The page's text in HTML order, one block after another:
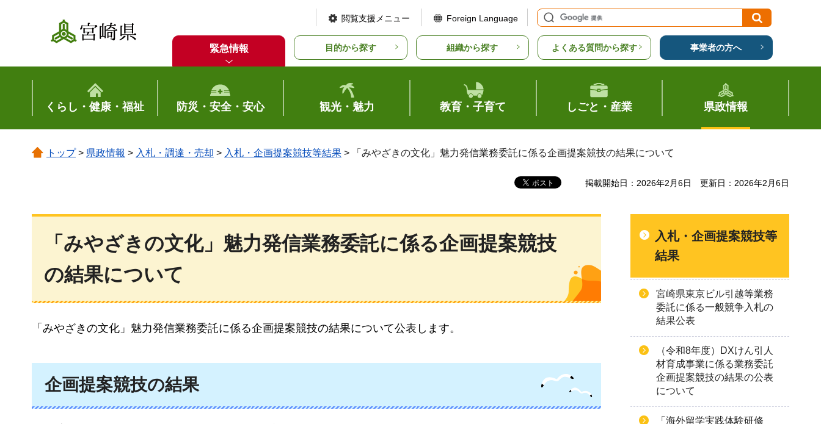
宮崎県
閲覧支援メニュー Foreign Language
緊急情報 目的から探す 組織から探す よくある質問から探す 事業者の方へ
くらし・健康・福祉 防災・安全・安心 観光・魅力 教育・子育て しごと・産業 県政情報
トップ> 県政情報 > 入札・調達・売却 > 入札・企画提案競技等結果 > 「みやざきの文化」魅力発信業務委託に係る企画提案競技の結果について
掲載開始日：2026年2月6日 更新日：2026年2月6日
「みやざきの文化」魅力発信業務委託に係る企画提案競技
の結果について
「みやざきの文化」魅力発信業務委託に係る企画提案競技の結果について公表します。
企画提案競技の結果
入札・企画提案競技等
結果
宮崎県東京ビル引越等業務
委託に係る一般競争入札の
結果公表
（令和8年度）DXけん引人
材育成事業に係る業務委託
企画提案競技の結果の公表
について
「海外留学実践体験研修